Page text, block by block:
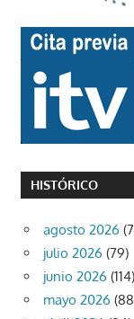
HISTÓRICO
agosto 2026
julio 2026 (79)
junio 2026 (114)
mayo 2026